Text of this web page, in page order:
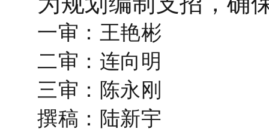
一审：王艳彬
二审：连向明
三审：陈永刚
撰稿：陆新宇